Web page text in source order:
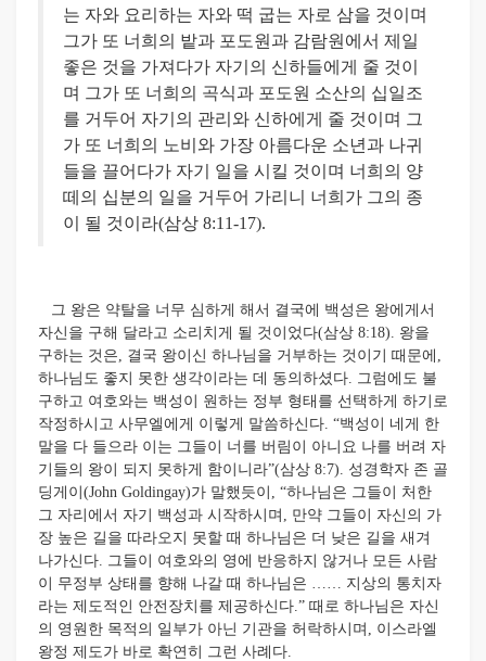
는 자와 요리하는 자와 떡 굽는 자로 삼을 것이며
그가 또 너희의 밭과 포도원과 감람원에서 제일
좋은 것을 가져다가 자기의 신하들에게 줄 것이
며 그가 또 너희의 곡식과 포도원 소산의 십일조
를 거두어 자기의 관리와 신하에게 줄 것이며 그
가 또 너희의 노비와 가장 아름다운 소년과 나귀
들을 끌어다가 자기 일을 시킬 것이며 너희의 양
떼의 십분의 일을 거두어 가리니 너희가 그의 종
이 될 것이라(삼상 8:11-17).
그 왕은 약탈을 너무 심하게 해서 결국에 백성은 왕에게서
자신을 구해 달라고 소리치게 될 것이었다(삼상 8:18). 왕을
구하는 것은, 결국 왕이신 하나님을 거부하는 것이기 때문에,
하나님도 좋지 못한 생각이라는 데 동의하셨다. 그럼에도 불
구하고 여호와는 백성이 원하는 정부 형태를 선택하게 하기로
작정하시고 사무엘에게 이렇게 말씀하신다. “백성이 네게 한
말을 다 들으라 이는 그들이 너를 버림이 아니요 나를 버려 자
기들의 왕이 되지 못하게 함이니라”(삼상 8:7). 성경학자 존 골
딩게이(John Goldingay)가 말했듯이, “하나님은 그들이 처한
그 자리에서 자기 백성과 시작하시며, 만약 그들이 자신의 가
장 높은 길을 따라오지 못할 때 하나님은 더 낮은 길을 새겨
나가신다. 그들이 여호와의 영에 반응하지 않거나 모든 사람
이 무정부 상태를 향해 나갈 때 하나님은 …… 지상의 통치자
라는 제도적인 안전장치를 제공하신다.” 때로 하나님은 자신
의 영원한 목적의 일부가 아닌 기관을 허락하시며, 이스라엘
왕정 제도가 바로 확연히 그런 사례다.